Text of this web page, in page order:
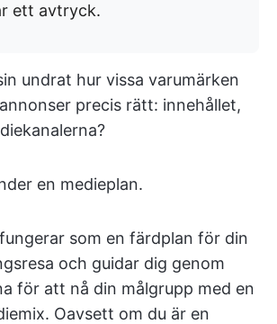
ett avtryck.
undrat hur vissa varumärken
precis rätt: innehållet,
en medieplan.
som en färdplan för din
och guidar dig genom
för att nå din målgrupp med en
Oavsett om du är en